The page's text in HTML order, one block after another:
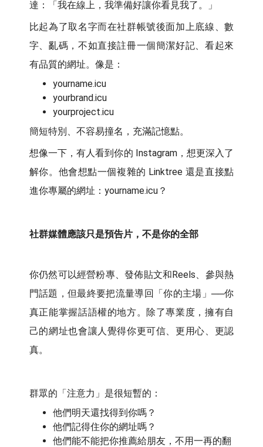
達：「我在線上，我準備好讓你看見我了。」
比起為了取名字而在社群帳號後面加上底線、數
字、亂碼，不如直接註冊一個簡潔好記、看起來
有品質的網址。像是：
yourname.icu
yourbrand.icu
yourproject.icu
簡短特別、不容易撞名，充滿記憶點。
想像一下，有人看到你的 Instagram，想更深入了
解你。他會想點一個複雜的 Linktree 還是直接點
進你專屬的網址：yourname.icu？
社群媒體應該只是預告片，不是你的全部
你仍然可以經營粉專、發佈貼文和Reels、參與熱
門話題，但最終要把流量導回「你的主場」──你
真正能掌握話語權的地方。除了專業度，擁有自
己的網址也會讓人覺得你更可信、更用心、更認
真。
群眾的「注意力」是很短暫的：
他們明天還找得到你嗎？
他們記得住你的網址嗎？
他們能不能把你推薦給朋友，不用一再的翻